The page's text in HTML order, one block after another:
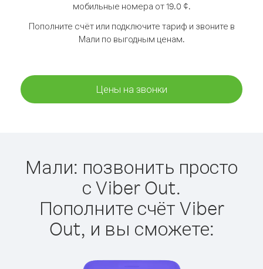
мобильные номера от 19.0 ¢.
Пополните счёт или подключите тариф и звоните в
Мали по выгодным ценам.
Цены на звонки
Мали: позвонить просто
с Viber Out.
Пополните счёт Viber
Out, и вы сможете: